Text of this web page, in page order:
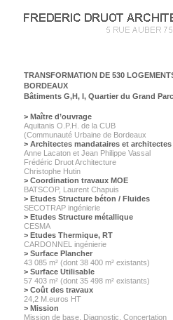
TRANSFORMATION DE 530
BORDEAUX
Bâtiments G,H, I, Quartier du Grand
> Maître d’ouvrage
Aquitanis O.P.H. de la CUB
(Communauté Urbaine de Bordeaux
> Architectes mandataires et
Anne Lacaton et Jean Philippe Vassal
Frédéric Druot Architecture
Christophe Hutin
> Coordination travaux MOE
BATSCOP, Laurent Chapuis
> Etudes Structure béton / Fluides
SECOTRAP ingénierie
> Etudes Structure métallique
CESMA
> Etudes Thermique, RT
CARDONNEL ingénierie
> Surface Plancher
43 085 m² (dont 38 400 m² existants)
> Surface Utilisable
57 403 m² (dont 35 498 m² existants)
> Coût des travaux
24,2 M.euros HT
> Mission
Mission de base, Diagnostic, Concertation